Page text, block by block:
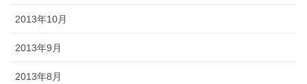
2013年10月
2013年9月
2013年8月